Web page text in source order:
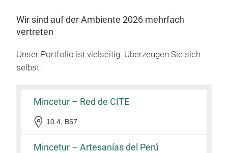
Wir sind auf der Ambiente 2026 mehrfach
vertreten
Unser Portfolio ist vielseitig. Überzeugen Sie sich
selbst:
Mincetur – Red de CITE
10.4, B57
Mincetur – Artesanías del Perú